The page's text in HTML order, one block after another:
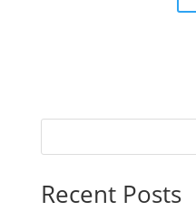
Recent Posts